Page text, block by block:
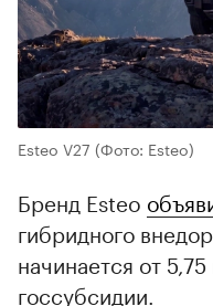
Esteo V27 (Фото: Esteo)
Бренд Esteo
гибридного
начинается от
госсубсидии.